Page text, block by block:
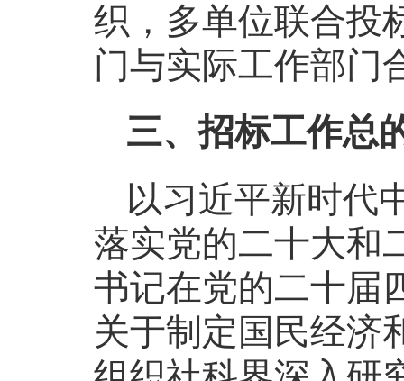
织，多单位联合投
门与实际工作部门
三、招标工作总
以习近平新时代
落实党的二十大和
书记在党的二十届
关于制定国民经济